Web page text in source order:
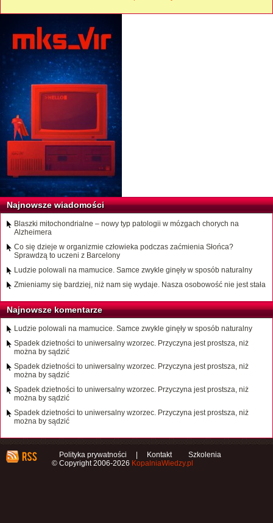
Najnowsze wiadomości
Blaszki mitochondrialne – nowy typ patologii w mózgach chorych na
Alzheimera
Co się dzieje w organizmie człowieka podczas zaćmienia Słońca?
Sprawdzą to uczeni z Barcelony
Ludzie polowali na mamucice. Samce zwykle ginęły w sposób naturalny
Zmieniamy się bardziej, niż nam się wydaje. Nasza osobowość nie jest stała
Najnowsze komentarze
Ludzie polowali na mamucice. Samce zwykle ginęły w sposób naturalny
Spadek dzietności to uniwersalny wzorzec. Przyczyna jest prostsza, niż
można by sądzić
Spadek dzietności to uniwersalny wzorzec. Przyczyna jest prostsza, niż
można by sądzić
Spadek dzietności to uniwersalny wzorzec. Przyczyna jest prostsza, niż
można by sądzić
Spadek dzietności to uniwersalny wzorzec. Przyczyna jest prostsza, niż
można by sądzić
Polityka prywatności Kontakt
Szkolenia
© Copyright 2006-2026 KopalniaWiedzy.pl